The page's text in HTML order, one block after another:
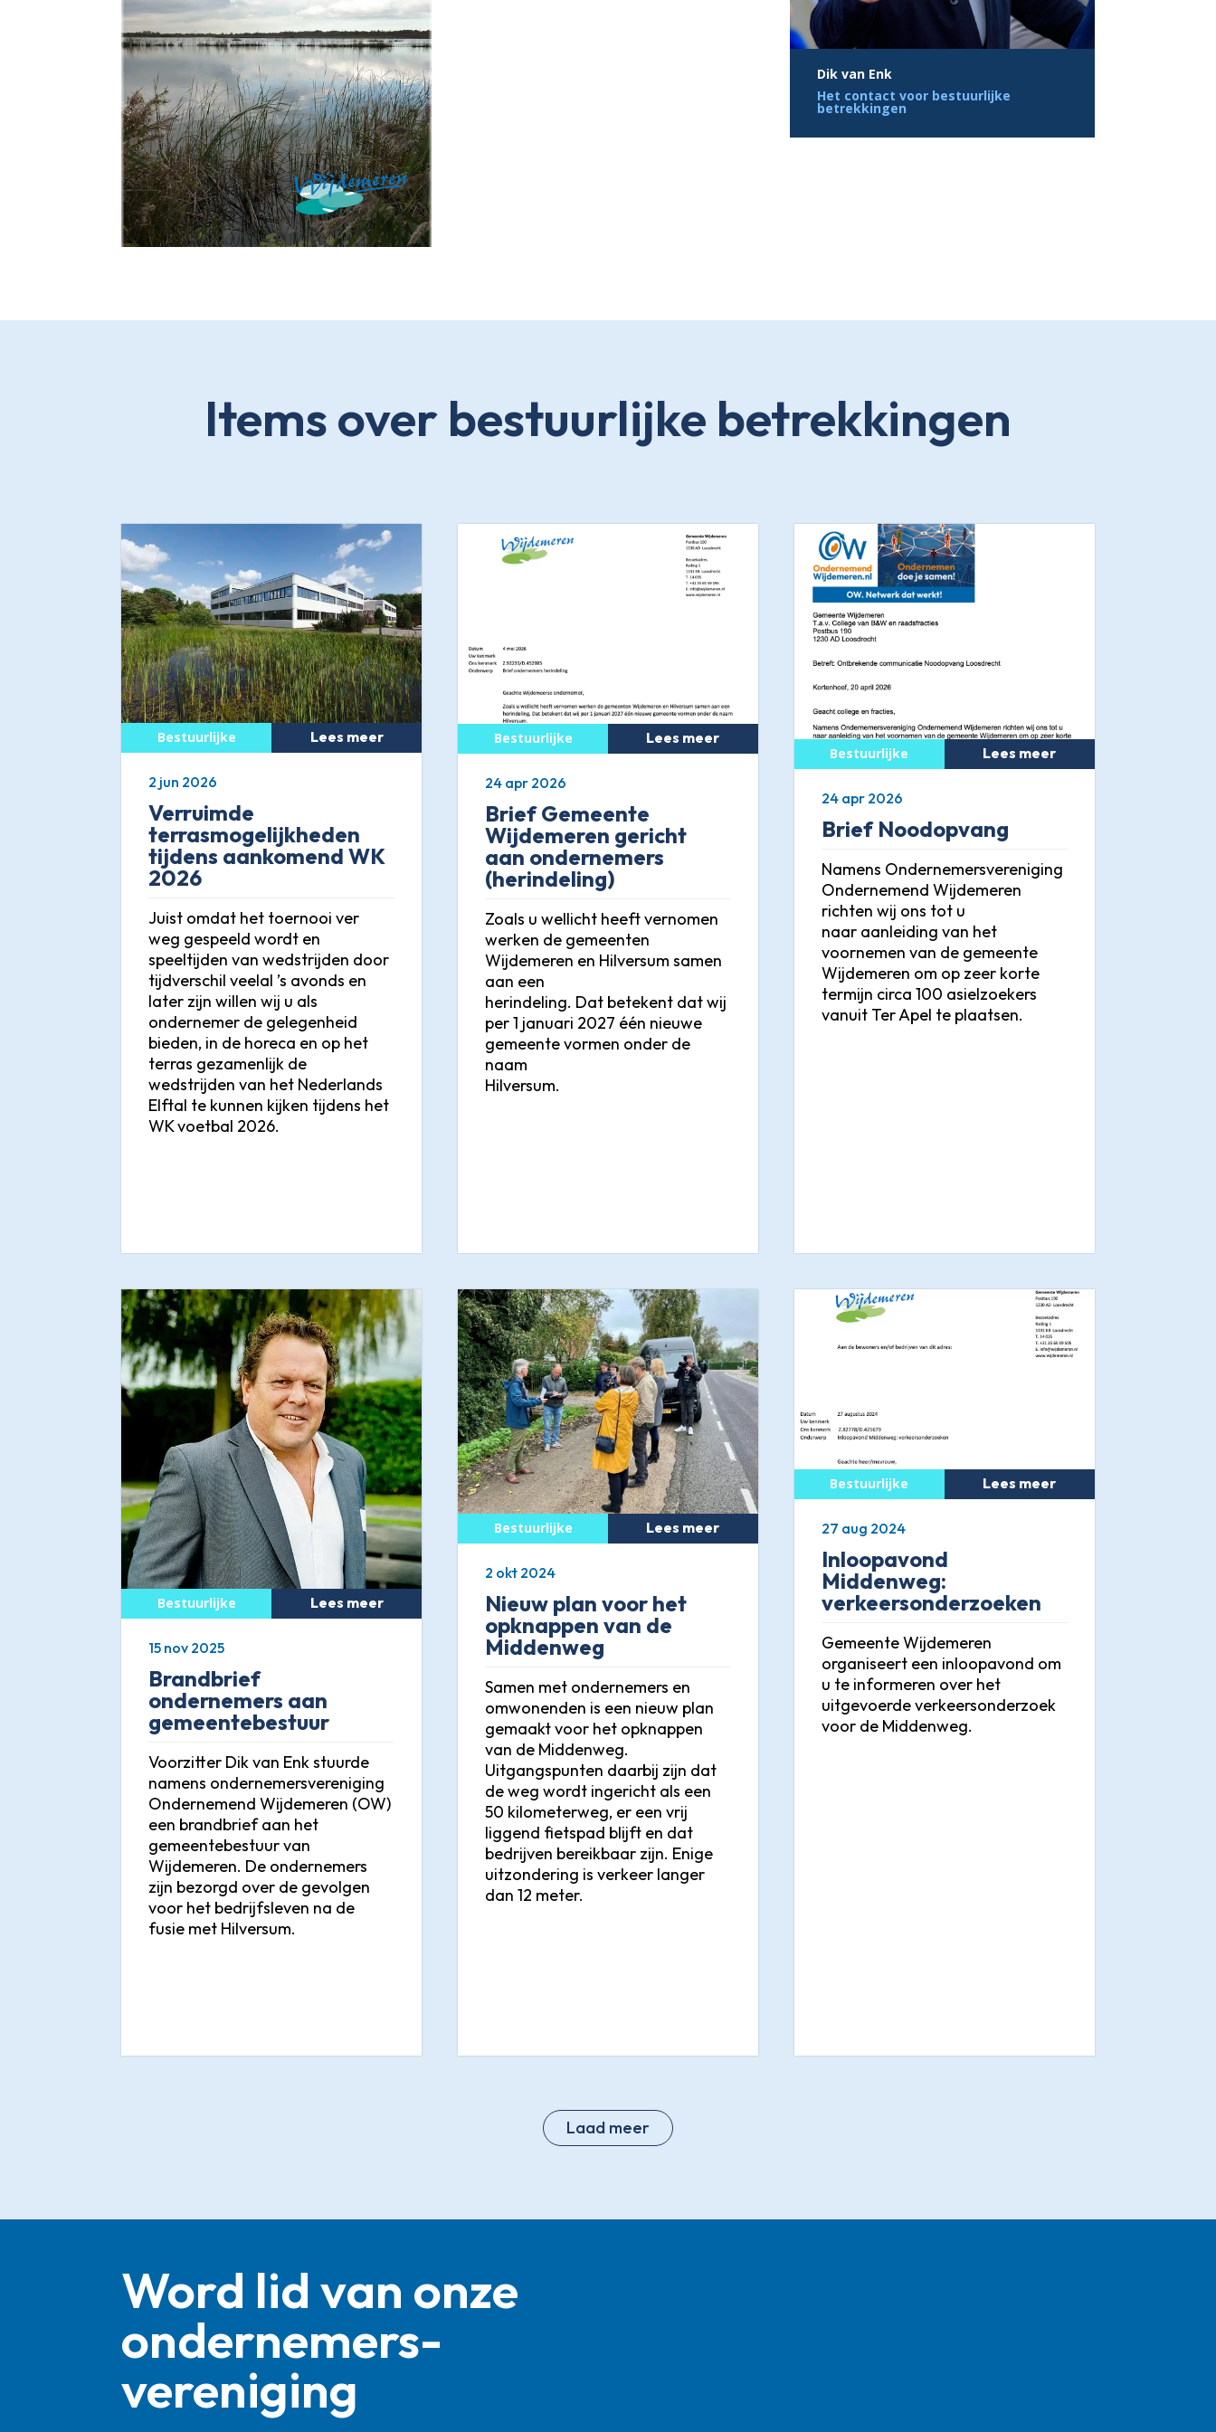
Dik van Enk
Het contact voor bestuurlijke
betrekkingen
Items over bestuurlijke betrekkingen
Verruimde
terrasmogelijkheden
tijdens aankomend WK
2026
Juist omdat het toernooi ver
weg gespeeld wordt en
speeltijden van wedstrijden door
tijdverschil veelal ’s avonds en
later zijn willen wij u als
ondernemer de gelegenheid
bieden, in de horeca en op het
terras gezamenlijk de
wedstrijden van het Nederlands
Elftal te kunnen kijken tijdens het
WK voetbal 2026.
Lees meer
2 jun 2026
Brief Gemeente
Wijdemeren gericht
aan ondernemers
(herindeling)
Zoals u wellicht heeft vernomen
werken de gemeenten
Wijdemeren en Hilversum samen
aan een
herindeling. Dat betekent dat wij
per 1 januari 2027 één nieuwe
gemeente vormen onder de
naam
Hilversum.
Lees meer
24 apr 2026
Brief Noodopvang
Namens Ondernemersvereniging
Ondernemend Wijdemeren
richten wij ons tot u
naar aanleiding van het
voornemen van de gemeente
Wijdemeren om op zeer korte
termijn circa 100 asielzoekers
vanuit Ter Apel te plaatsen.
Lees meer
24 apr 2026
Brandbrief
ondernemers aan
gemeentebestuur
Voorzitter Dik van Enk stuurde
namens ondernemersvereniging
Ondernemend Wijdemeren (OW)
een brandbrief aan het
gemeentebestuur van
Wijdemeren. De ondernemers
zijn bezorgd over de gevolgen
voor het bedrijfsleven na de
fusie met Hilversum.
Lees meer
15 nov 2025
Nieuw plan voor het
opknappen van de
Middenweg
Samen met ondernemers en
omwonenden is een nieuw plan
gemaakt voor het opknappen
van de Middenweg.
Uitgangspunten daarbij zijn dat
de weg wordt ingericht als een
50 kilometerweg, er een vrij
liggend fietspad blijft en dat
bedrijven bereikbaar zijn. Enige
uitzondering is verkeer langer
dan 12 meter.
Lees meer
2 okt 2024
Inloopavond
Middenweg:
verkeersonderzoeken
Gemeente Wijdemeren
organiseert een inloopavond om
u te informeren over het
uitgevoerde verkeersonderzoek
voor de Middenweg.
Lees meer
27 aug 2024
Laad meer
Word lid van onze
ondernemers­
vereniging